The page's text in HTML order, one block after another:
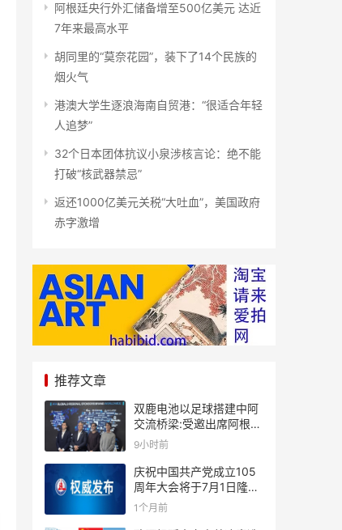
阿根廷央行外汇储备增至500亿美元 达近
7年来最高水平
胡同里的“莫奈花园”，装下了14个民族的
烟火气
港澳大学生逐浪海南自贸港：“很适合年轻
人追梦”
32个日本团体抗议小泉涉核言论：绝不能
打破“核武器禁忌”
返还1000亿美元关税“大吐血”，美国政府
赤字激增
推荐文章
双鹿电池以足球搭建中阿
交流桥梁:受邀出席阿根廷
足协赞助商招待会！
9小时前
庆祝中国共产党成立105
周年大会将于7月1日隆重
举行
1个月前